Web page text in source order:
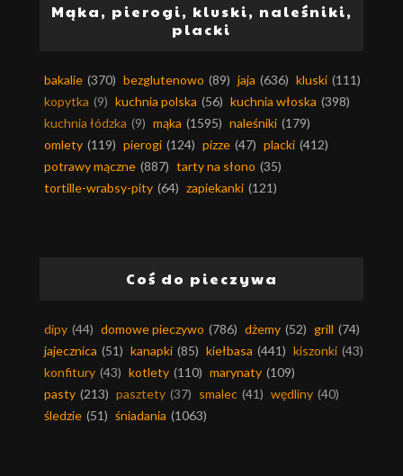
Mąka, pierogi, kluski, naleśniki,
placki
bakalie (370) bezglutenowo (89) jaja (636) kluski (111)
kopytka (9) kuchnia polska (56) kuchnia włoska (398)
kuchnia łódzka (9) mąka (1595) naleśniki (179)
omlety (119) pierogi (124) pizze (47) placki (412)
potrawy mączne (887) tarty na słono (35)
tortille-wrabsy-pity (64) zapiekanki (121)
Coś do pieczywa
dipy (44) domowe pieczywo (786) dżemy (52) grill (74)
jajecznica (51) kanapki (85) kiełbasa (441) kiszonki (43)
konfitury (43) kotlety (110) marynaty (109)
pasty (213) pasztety (37) smalec (41) wędliny (40)
śledzie (51) śniadania (1063)